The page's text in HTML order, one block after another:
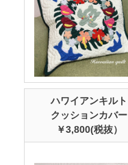
ハワイアンキルト
クッションカバー
￥3,800(税抜）